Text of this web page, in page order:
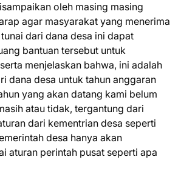
oleh masing masing
agar masyarakat yang menerima
dari dana desa ini dapat
bantuan tersebut untuk
menjelaskan bahwa, ini adalah
dana desa untuk tahun anggaran
yang akan datang kami belum
atau tidak, tergantung dari
dari kementrian desa seperti
desa hanya akan
aturan perintah pusat seperti apa